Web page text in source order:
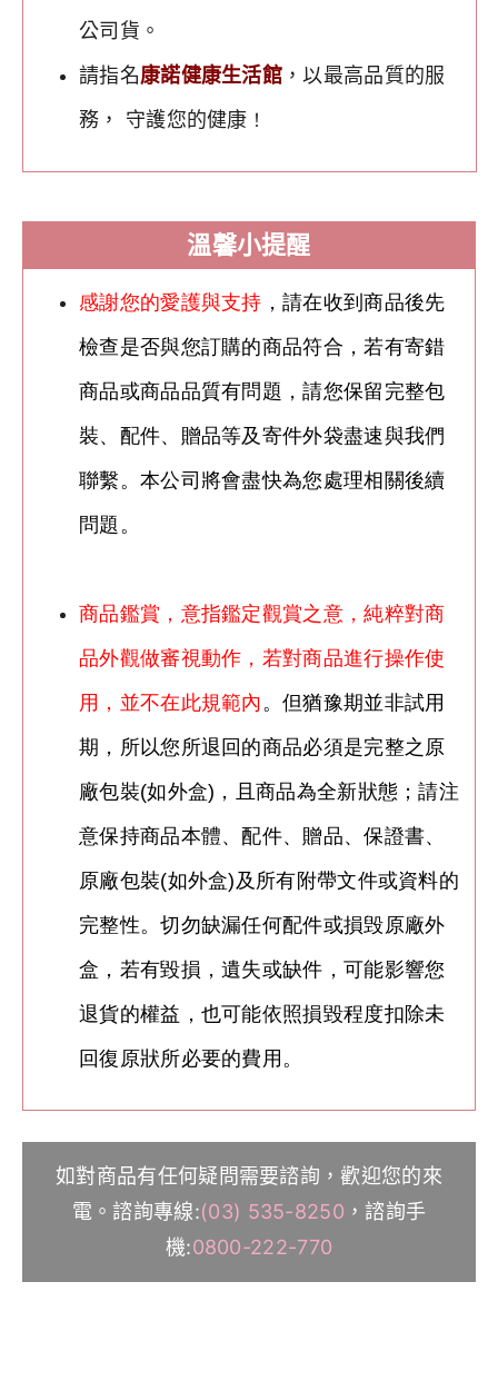
公司貨。
請指名康諾健康生活館 ，以最高品質的服
務， 守護您的健康 ！
溫馨小提醒
感謝您的愛護與支持 ，請在收到商品後先
檢查是否與您訂購的商品符合，若有寄錯
商品或商品品質有問題，請您保留完整包
裝、配件、贈品等及寄件外袋盡速與我們
聯繫。本公司將會盡快為您處理相關後續
問題。
商品鑑賞，意指鑑定觀賞之意，純粹對商
品外觀做審視動作，若對商品進行操作使
用，並不在此規範內。但猶豫期並非試用
期，所以您所退回的商品必須是完整之原
廠包裝(如外盒)，且商品為全新狀態；請注
意保持商品本體、配件、贈品、保證書、
原廠包裝(如外盒)及所有附帶文件或資料的
完整性。切勿缺漏任何配件或損毁原廠外
盒， 若有毀損，遺失或缺件，可能影響您
退貨的權益，也可能依照損毀程度扣除未
回復原狀所必要的費用。
如對商品有任何疑問需要諮詢，歡迎您的來
電。諮詢專線:(03) 535-8250 ，諮詢手
機:0800-222-770